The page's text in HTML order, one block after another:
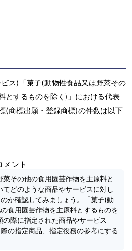
ス)「菓子(動物性食品又は野菜その
とするものを除く)」における代表
(商標出願・登録商標)の件数は以下
メント
菜その他の食用園芸作物を主原料と
どのような商品やサービスに対し
か確認してみましょう。「菓子(動
食用園芸作物を主原料とするものを
際に指定された商品やサービス
の指定商品、指定役務の参考にする